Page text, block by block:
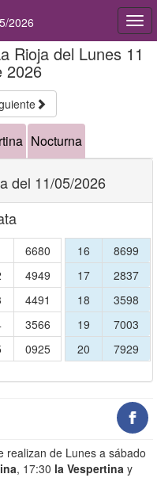
2026
Rioja del Lunes 11
2026
Nocturna
del 11/05/2026
6680
4949
4491
3566
0925
16
8699
17
2837
18
3598
19
7003
20
7929
realizan de Lunes a sábado
, 17:30 la Vespertina y